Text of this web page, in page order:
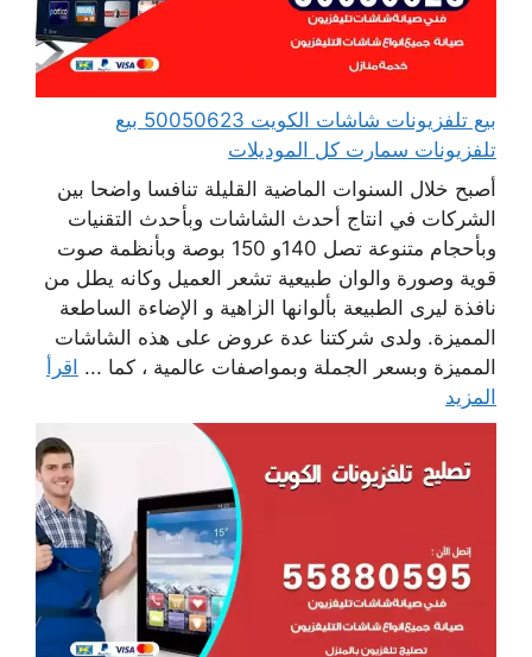
بيع تلفزيونات شاشات الكويت 50050623 بيع
تلفزيونات سمارت كل الموديلات
أصبح خلال السنوات الماضية القليلة تنافسا واضحا بين
الشركات في انتاج أحدث الشاشات وبأحدث التقنيات
وبأحجام متنوعة تصل 140و 150 بوصة وبأنظمة صوت
قوية وصورة والوان طبيعية تشعر العميل وكانه يطل من
نافذة ليرى الطبيعة بألوانها الزاهية و الإضاءة الساطعة
المميزة. ولدى شركتنا عدة عروض على هذه الشاشات
المميزة وبسعر الجملة وبمواصفات عالمية ، كما ... اقرأ
المزيد